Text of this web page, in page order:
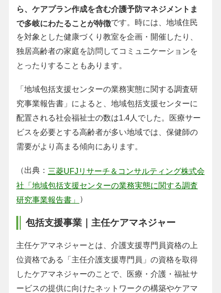
ら、ケアプラン作成を含む介護予防マネジメントま
で多岐にわたることが特徴です。時には、地域住民
を対象とした健康づくり教室を企画・開催したり、
独居高齢者の家庭を訪問してコミュニケーションを
とったりすることもあります。
「地域包括支援センターの業務実態に関する調査研
究事業報告書」によると、地域包括支援センターに
配置される社会福祉士の数は1.4人でした。医療サー
ビスを必要とする高齢者が多い地域では、保健師の
需要がより高まる傾向にあります。
（出典： 三菱UFJリサーチ＆コンサルティング株式会
社「地域包括支援センターの業務実態に関する調査
研究事業報告書」
）
包括支援事業｜主任ケアマネジャー
主任ケアマネジャーとは、介護支援専門員資格の上
位資格である「主任介護支援専門員」の資格を取得
したケアマネジャーのことで、医療・介護・福祉サ
ービスの提供に向けたネットワークの構築やケアマ